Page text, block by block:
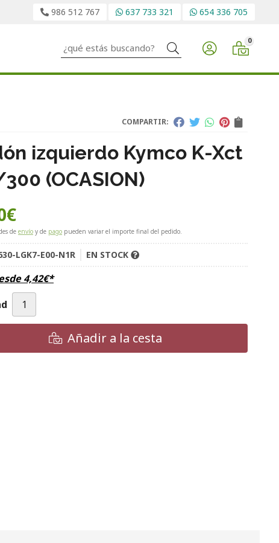
986 512 767 637 733 321 654 336 705
Buscar 0
COMPARTIR:
izquierdo Kymco K-Xct
(OCASION)
€
de envío y de pago pueden variar el importe final del pedido.
LGK7-E00-N1R EN STOCK
4,42€*
Añadir a la cesta